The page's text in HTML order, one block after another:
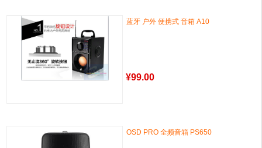
蓝牙 户外 便携式 音箱 A10
¥99.00
OSD PRO 全频音箱 PS650